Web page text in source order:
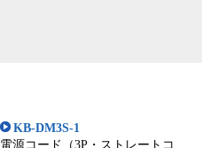
KB-DM3S-1
電源コード（3P・ストレートコ